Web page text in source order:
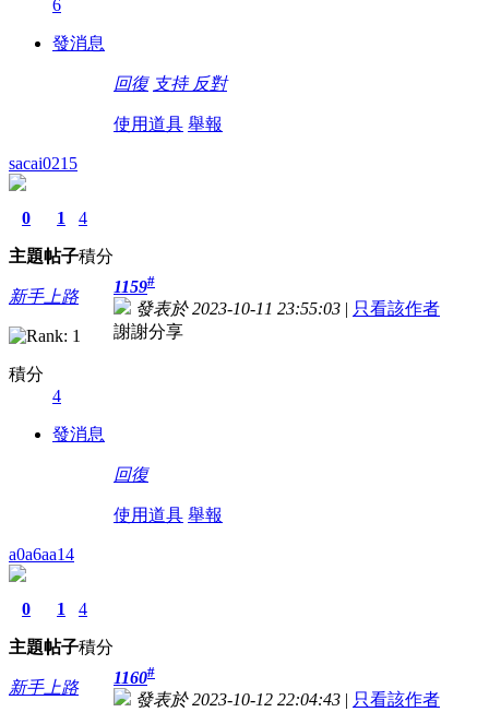
6
發消息
回復 支持 反對
使用道具 舉報
sacai0215
0
主題
1
帖子
4
積分
新手上路
積分
4
發消息
1159#
發表於 2023-10-11 23:55:03 | 只看該作者
謝謝分享
回復
使用道具 舉報
a0a6aa14
0
主題
1
帖子
4
積分
新手上路
1160#
發表於 2023-10-12 22:04:43 | 只看該作者